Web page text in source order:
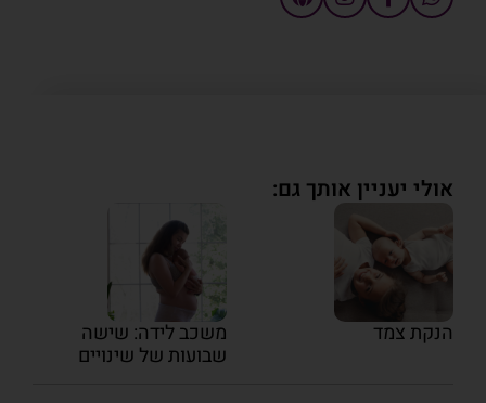
אולי יעניין אותך גם:
הנקת צמד משכב לידה: שישה
שבועות של שינויים